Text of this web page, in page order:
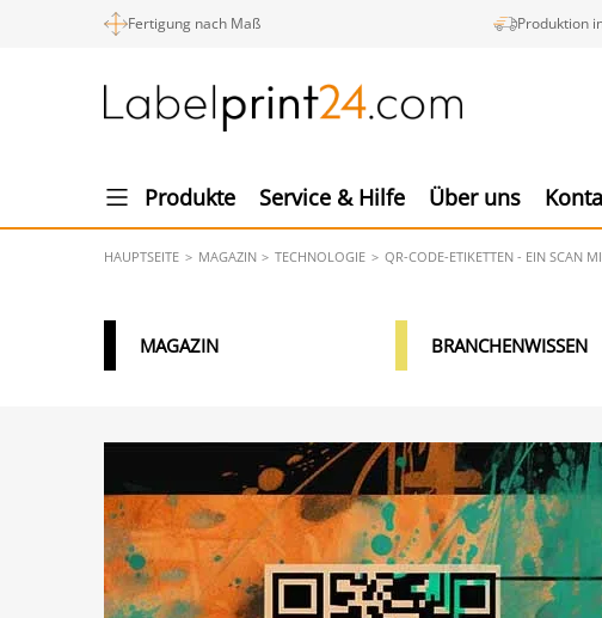
Fertigung nach Maß Produktion
Produkte Service & Hilfe Über uns
HAUPTSEITE MAGAZIN TECHNOLOGIE QR-CODE-ETIKETTEN - EIN SCAN
MAGAZIN BRANCHENWISSEN